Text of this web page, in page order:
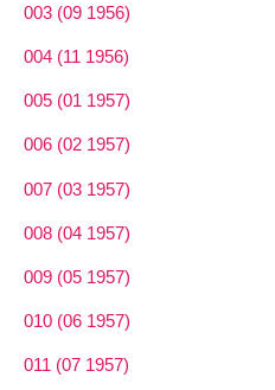
003 (09 1956)
004 (11 1956)
005 (01 1957)
006 (02 1957)
007 (03 1957)
008 (04 1957)
009 (05 1957)
010 (06 1957)
011 (07 1957)